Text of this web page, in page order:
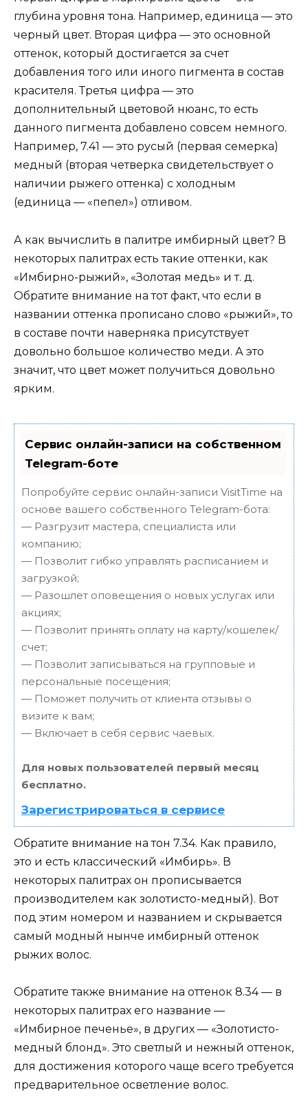
глубина уровня тона. Например, единица — это
черный цвет. Вторая цифра — это основной
оттенок, который достигается за счет
добавления того или иного пигмента в состав
красителя. Третья цифра — это
дополнительный цветовой нюанс, то есть
данного пигмента добавлено совсем немного.
Например, 7.41 — это русый (первая семерка)
медный (вторая четверка свидетельствует о
наличии рыжего оттенка) с холодным
(единица — «пепел») отливом.
А как вычислить в палитре имбирный цвет? В
некоторых палитрах есть такие оттенки, как
«Имбирно-рыжий», «Золотая медь» и т. д.
Обратите внимание на тот факт, что если в
названии оттенка прописано слово «рыжий», то
в составе почти наверняка присутствует
довольно большое количество меди. А это
значит, что цвет может получиться довольно
ярким.
Сервис онлайн-записи на собственном
Telegram-боте
Попробуйте сервис онлайн-записи VisitTime на
основе вашего собственного Telegram-бота:
— Разгрузит мастера, специалиста или
компанию;
— Позволит гибко управлять расписанием и
загрузкой;
— Разошлет оповещения о новых услугах или
акциях;
— Позволит принять оплату на карту/кошелек/
счет;
— Позволит записываться на групповые и
персональные посещения;
— Поможет получить от клиента отзывы о
визите к вам;
— Включает в себя сервис чаевых.
Для новых пользователей первый месяц
бесплатно.
Зарегистрироваться в сервисе
Обратите внимание на тон 7.34. Как правило,
это и есть классический «Имбирь». В
некоторых палитрах он прописывается
производителем как золотисто-медный). Вот
под этим номером и названием и скрывается
самый модный нынче имбирный оттенок
рыжих волос.
Обратите также внимание на оттенок 8.34 — в
некоторых палитрах его название —
«Имбирное печенье», в других — «Золотисто-
медный блонд». Это светлый и нежный оттенок,
для достижения которого чаще всего требуется
предварительное осветление волос.